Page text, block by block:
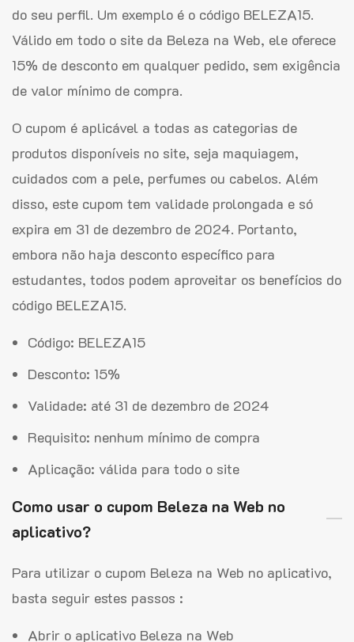
do seu perfil. Um exemplo é o código BELEZA15.
Válido em todo o site da Beleza na Web, ele oferece
15% de desconto em qualquer pedido, sem exigência
de valor mínimo de compra.
O cupom é aplicável a todas as categorias de
produtos disponíveis no site, seja maquiagem,
cuidados com a pele, perfumes ou cabelos. Além
disso, este cupom tem validade prolongada e só
expira em 31 de dezembro de 2024. Portanto,
embora não haja desconto específico para
estudantes, todos podem aproveitar os benefícios do
código BELEZA15.
Código: BELEZA15
Desconto: 15%
Validade: até 31 de dezembro de 2024
Requisito: nenhum mínimo de compra
Aplicação: válida para todo o site
Como usar o cupom Beleza na Web no
aplicativo?
Para utilizar o cupom Beleza na Web no aplicativo,
basta seguir estes passos :
Abrir o aplicativo Beleza na Web